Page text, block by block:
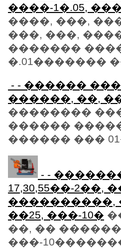
����-1�.05,
����, ���,
���, ���,
�������
�.01�������
- - ������
������, ��,
��������
������
������ ���
- -
17,30,55��-
����������,
��25, ���-10�
��, �� ������
���-